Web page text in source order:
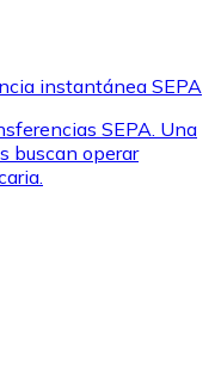
instantánea SEPA
SEPA. Una
buscan operar